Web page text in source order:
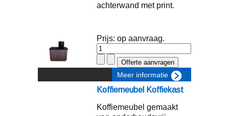
achterwand met print.
Prijs: op aanvraag.
Meer informatie
Koffiemeubel Koffiekast
Koffiemeubel gemaakt